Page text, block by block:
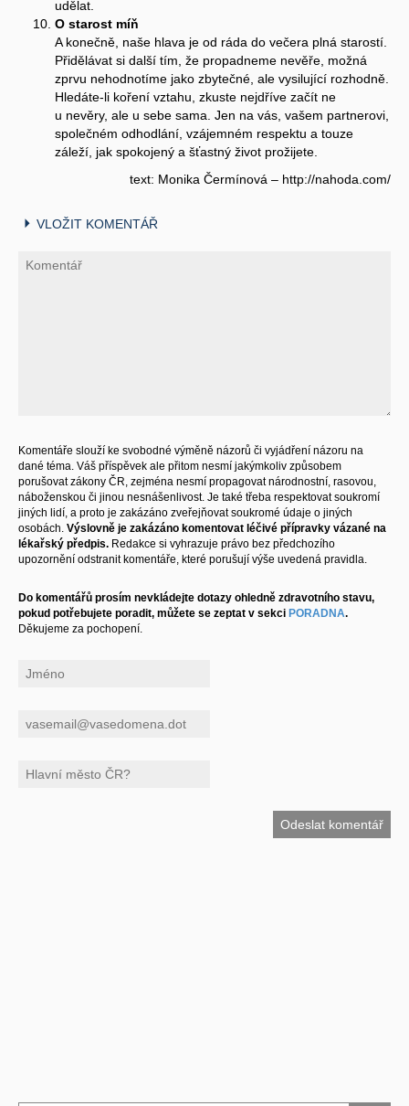
udělat.
O starost míň
A konečně, naše hlava je od ráda do večera plná starostí.
Přidělávat si další tím, že propadneme nevěře, možná
zprvu nehodnotíme jako zbytečné, ale vysilující rozhodně.
Hledáte-li koření vztahu, zkuste nejdříve začít ne
u nevěry, ale u sebe sama. Jen na vás, vašem partnerovi,
společném odhodlání, vzájemném respektu a touze
záleží, jak spokojený a šťastný život prožijete.
text: Monika Čermínová – http://nahoda.com/
VLOŽIT KOMENTÁŘ
Komentáře slouží ke svobodné výměně názorů či vyjádření názoru na
dané téma. Váš příspěvek ale přitom nesmí jakýmkoliv způsobem
porušovat zákony ČR, zejména nesmí propagovat národnostní, rasovou,
náboženskou či jinou nesnášenlivost. Je také třeba respektovat soukromí
jiných lidí, a proto je zakázáno zveřejňovat soukromé údaje o jiných
osobách. Výslovně je zakázáno komentovat léčivé přípravky vázané na
lékařský předpis. Redakce si vyhrazuje právo bez předchozího
upozornění odstranit komentáře, které porušují výše uvedená pravidla.
Do komentářů prosím nevkládejte dotazy ohledně zdravotního stavu,
pokud potřebujete poradit, můžete se zeptat v sekci PORADNA.
Děkujeme za pochopení.